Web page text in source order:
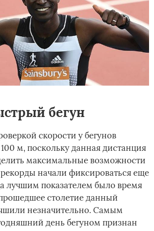
бегун
скорости у бегунов
100 м, поскольку данная дистанция
максимальные возможности
начали фиксироваться еще
лучшим показателем было время
столетие данный
незначительно. Самым
день бегуном признан